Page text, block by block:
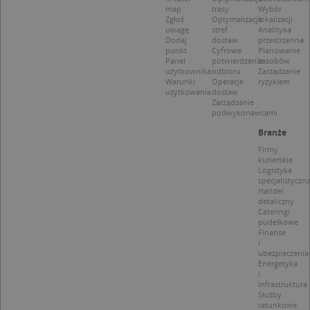
map
Zgłoś
uwagę
Dodaj
punkt
Panel
użytkownika
Warunki
użytkowania
trasy
Optymalizacja
stref
dostaw
Cyfrowe
potwierdzenie
odbioru
Operacje
dostaw
Zarządzanie
podwykonawcami
Wybór
lokalizacji
Analityka
przestrzenna
Planowanie
zasobów
Zarządzanie
ryzykiem
Branże
Firmy
kurierskie
Logistyka
specjalistyczna
Handel
detaliczny
Cateringi
pudełkowe
Finanse
i
ubezpieczenia
Energetyka
i
infrastruktura
Służby
ratunkowe
Wydajność
Targetowanie
Niesklasyfikowane
Niezbędne pliki cookie umożliwiają korzystanie z
podstawowych funkcji strony internetowej, takich
jak logowanie użytkownika i zarządzanie kontem.
Bez niezbędnych plików cookie nie można
prawidłowo korzystać ze strony internetowej.
Okres
Sesja
1 rok 1 miesiąc